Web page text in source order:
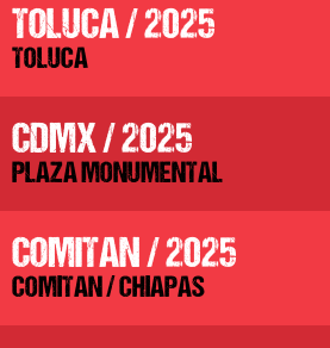
TOLUCA / 2025
TOLUCA
CDMX / 2025
PLAZA MONUMENTAL
COMITAN / 2025
COMITAN / CHIAPAS